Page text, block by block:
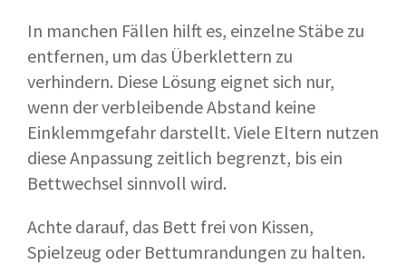
In manchen Fällen hilft es, einzelne Stäbe zu
entfernen, um das Überklettern zu
verhindern. Diese Lösung eignet sich nur,
wenn der verbleibende Abstand keine
Einklemmgefahr darstellt. Viele Eltern nutzen
diese Anpassung zeitlich begrenzt, bis ein
Bettwechsel sinnvoll wird.
Achte darauf, das Bett frei von Kissen,
Spielzeug oder Bettumrandungen zu halten.